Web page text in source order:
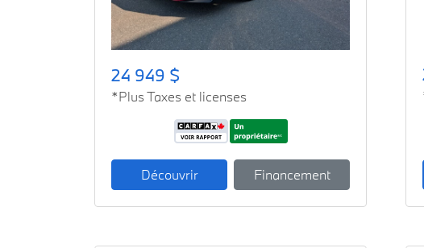
24 949 $
*Plus Taxes et licenses
Découvrir Financement